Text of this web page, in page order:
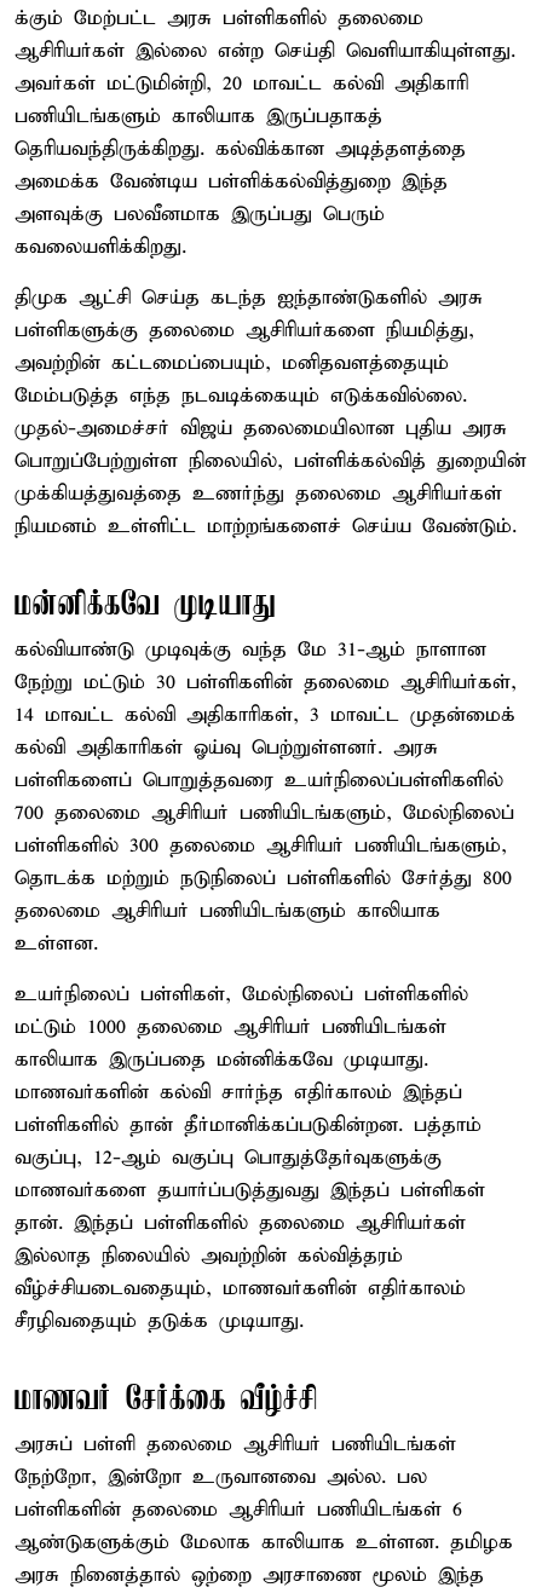
க்கும் மேற்பட்ட அரசு பள்ளிகளில் தலைமை
ஆசிரியர்கள் இல்லை என்ற செய்தி வெளியாகியுள்ளது.
அவர்கள் மட்டுமின்றி, 20 மாவட்ட கல்வி அதிகாரி
பணியிடங்களும் காலியாக இருப்பதாகத்
தெரியவந்திருக்கிறது. கல்விக்கான அடித்தளத்தை
அமைக்க வேண்டிய பள்ளிக்கல்வித்துறை இந்த
அளவுக்கு பலவீனமாக இருப்பது பெரும்
கவலையளிக்கிறது.
திமுக ஆட்சி செய்த கடந்த ஐந்தாண்டுகளில் அரசு
பள்ளிகளுக்கு தலைமை ஆசிரியர்களை நியமித்து,
அவற்றின் கட்டமைப்பையும், மனிதவளத்தையும்
மேம்படுத்த எந்த நடவடிக்கையும் எடுக்கவில்லை.
முதல்-அமைச்சர் விஜய் தலைமையிலான புதிய அரசு
பொறுப்பேற்றுள்ள நிலையில், பள்ளிக்கல்வித் துறையின்
முக்கியத்துவத்தை உணர்ந்து தலைமை ஆசிரியர்கள்
நியமனம் உள்ளிட்ட மாற்றங்களைச் செய்ய வேண்டும்.
மன்னிக்கவே முடியாது
கல்வியாண்டு முடிவுக்கு வந்த மே 31-ஆம் நாளான
நேற்று மட்டும் 30 பள்ளிகளின் தலைமை ஆசிரியர்கள்,
14 மாவட்ட கல்வி அதிகாரிகள், 3 மாவட்ட முதன்மைக்
கல்வி அதிகாரிகள் ஓய்வு பெற்றுள்ளனர். அரசு
பள்ளிகளைப் பொறுத்தவரை உயர்நிலைப்பள்ளிகளில்
700 தலைமை ஆசிரியர் பணியிடங்களும், மேல்நிலைப்
பள்ளிகளில் 300 தலைமை ஆசிரியர் பணியிடங்களும்,
தொடக்க மற்றும் நடுநிலைப் பள்ளிகளில் சேர்த்து 800
தலைமை ஆசிரியர் பணியிடங்களும் காலியாக
உள்ளன.
உயர்நிலைப் பள்ளிகள், மேல்நிலைப் பள்ளிகளில்
மட்டும் 1000 தலைமை ஆசிரியர் பணியிடங்கள்
காலியாக இருப்பதை மன்னிக்கவே முடியாது.
மாணவர்களின் கல்வி சார்ந்த எதிர்காலம் இந்தப்
பள்ளிகளில் தான் தீர்மானிக்கப்படுகின்றன. பத்தாம்
வகுப்பு, 12-ஆம் வகுப்பு பொதுத்தேர்வுகளுக்கு
மாணவர்களை தயார்ப்படுத்துவது இந்தப் பள்ளிகள்
தான். இந்தப் பள்ளிகளில் தலைமை ஆசிரியர்கள்
இல்லாத நிலையில் அவற்றின் கல்வித்தரம்
வீழ்ச்சியடைவதையும், மாணவர்களின் எதிர்காலம்
சீரழிவதையும் தடுக்க முடியாது.
மாணவர் சேர்க்கை வீழ்ச்சி
அரசுப் பள்ளி தலைமை ஆசிரியர் பணியிடங்கள்
நேற்றோ, இன்றோ உருவானவை அல்ல. பல
பள்ளிகளின் தலைமை ஆசிரியர் பணியிடங்கள் 6
ஆண்டுகளுக்கும் மேலாக காலியாக உள்ளன. தமிழக
அரசு நினைத்தால் ஒற்றை அரசாணை மூலம் இந்த